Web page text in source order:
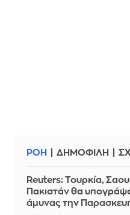
ΡΟΗ ΔΗΜΟΦΙΛΗ
Reuters: Τουρκία,
Πακιστάν θα
άμυνας την